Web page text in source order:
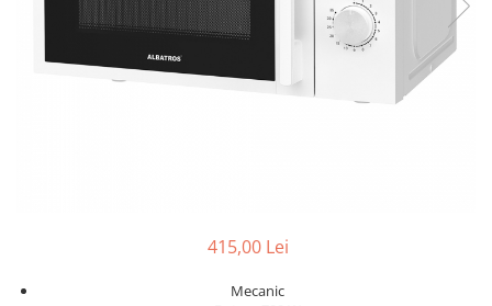
Accesorii Auto
Trimmere electrice
Storcatoare
Blendere
Veioze
415,00 Lei
Mecanic